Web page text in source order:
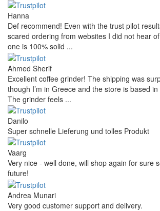
Hanna
Def recommend! Even with the trust pilot
scared ordering from websites I did not hear
one is 100% solid ...
Ahmed Sherif
Excellent coffee grinder! The shipping was
though I’m in Greece and the store is based
The grinder feels ...
Danilo
Super schnelle Lieferung und tolles Produkt
Vaarg
Very nice - well done, will shop again for sure
future!
Andrea Munari
Very good customer support and delivery.